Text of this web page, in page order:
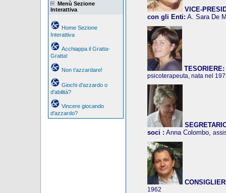
Menù Sezione
Interattiva
Home Sezione
Interattiva
Acchiappa il Gratta-
Gratta!
Non t'azzardare!
Giochi d'azzardo o
d'abilità?
Vincere giocando
d'azzardo?
VICE-
con gli Enti: A. Sara De
TESORIERE:
psicoterapeuta, nata nel
soci : Anna Colombo,
1962